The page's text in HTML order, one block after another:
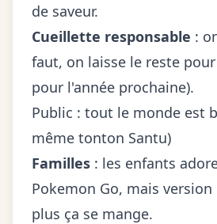
de saveur.
Cueillette responsable :
faut, on laisse le reste
pour l'année prochaine).
Public : tout le monde est
même tonton Santu)
Familles : les enfants
Pokemon Go, mais
plus ça se mange.